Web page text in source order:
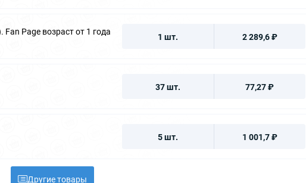
Page возраст от 1 года
1 шт. 2 289,6 ₽
37 шт. 77,27 ₽
5 шт. 1 001,7 ₽
Другие товары